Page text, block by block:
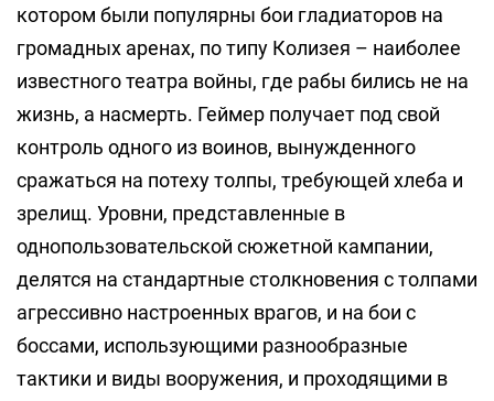
котором были популярны бои гладиаторов на
громадных аренах, по типу Колизея – наиболее
известного театра войны, где рабы бились не на
жизнь, а насмерть. Геймер получает под свой
контроль одного из воинов, вынужденного
сражаться на потеху толпы, требующей хлеба и
зрелищ. Уровни, представленные в
однопользовательской сюжетной кампании,
делятся на стандартные столкновения с толпами
агрессивно настроенных врагов, и на бои с
боссами, использующими разнообразные
тактики и виды вооружения, и проходящими в